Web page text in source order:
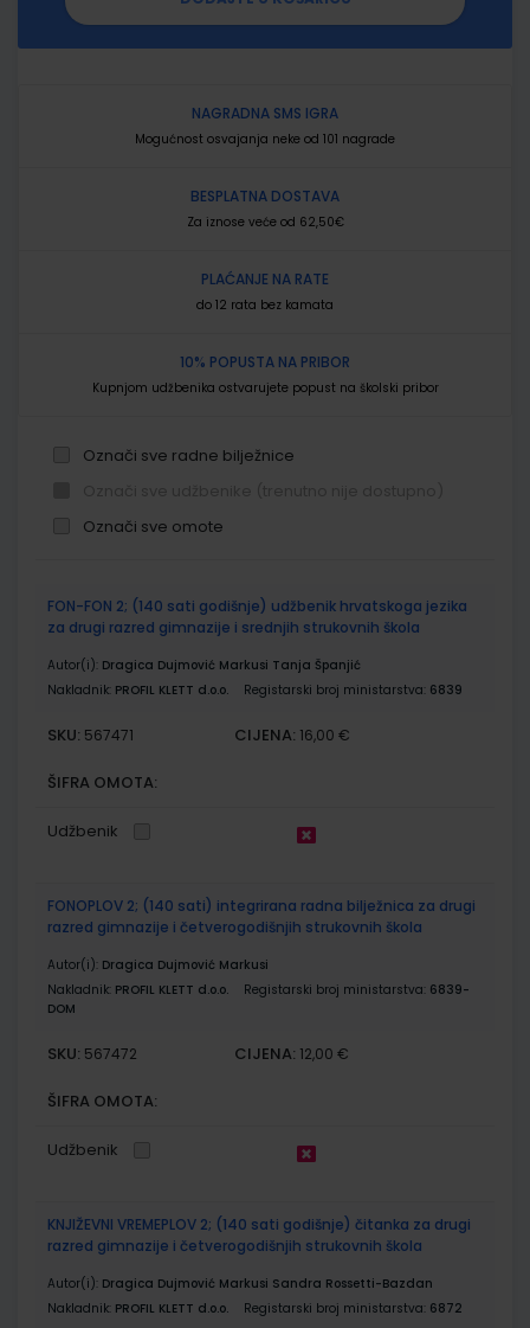
NAGRADNA SMS IGRA
Mogućnost osvajanja neke od 101 nagrade
BESPLATNA DOSTAVA
Za iznose veće od 62,50€
PLAĆANJE NA RATE
do 12 rata bez kamata
10% POPUSTA NA PRIBOR
Kupnjom udžbenika ostvarujete popust na školski pribor
Označi sve radne bilježnice
Označi sve omote
proizvodi
FON-FON 2; (140 sati godišnje) udžbenik hrvatskoga jezika
za drugi razred gimnazije i srednjih strukovnih škola
Autor(i): Dragica Dujmović Markusi Tanja Španjić
Nakladnik: PROFIL KLETT d.o.o. Registarski broj ministarstva: 6839
SKU: 567471 CIJENA: 16,00 €
ŠIFRA OMOTA:
Udžbenik
FONOPLOV 2; (140 sati) integrirana radna bilježnica za drugi
razred gimnazije i četverogodišnjih strukovnih škola
Autor(i): Dragica Dujmović Markusi
Nakladnik: PROFIL KLETT d.o.o. Registarski broj ministarstva: 6839-
DOM
SKU: 567472 CIJENA: 12,00 €
ŠIFRA OMOTA:
Udžbenik
KNJIŽEVNI VREMEPLOV 2; (140 sati godišnje) čitanka za drugi
razred gimnazije i četverogodišnjih strukovnih škola
Autor(i): Dragica Dujmović Markusi Sandra Rossetti-Bazdan
Nakladnik: PROFIL KLETT d.o.o. Registarski broj ministarstva: 6872